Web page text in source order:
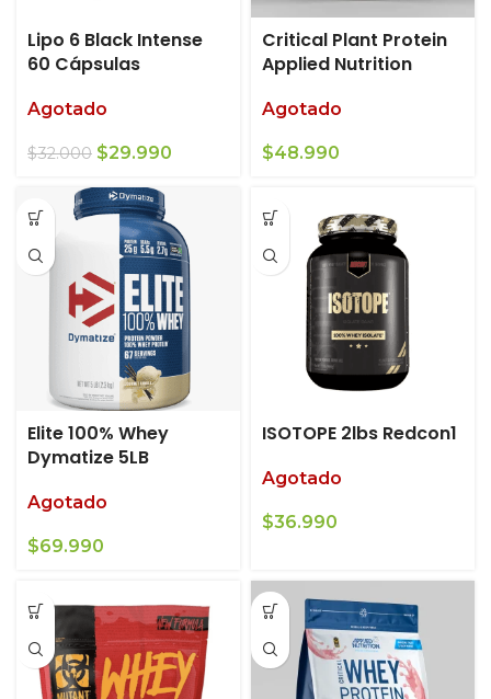
Lipo 6 Black Intense
60 Cápsulas
Agotado
$32.000 El
original
era:
$32.000.
$29.990
es:
$29.990.
Critical Plant Protein
Applied Nutrition
Agotado
$48.990
Elite 100% Whey
Dymatize 5LB
Agotado
$69.990
ISOTOPE 2lbs Redcon1
Agotado
$36.990